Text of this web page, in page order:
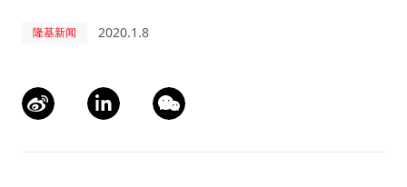
隆基新闻 2020.1.8